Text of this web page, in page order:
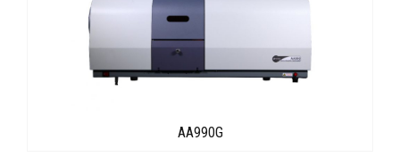
AA990G